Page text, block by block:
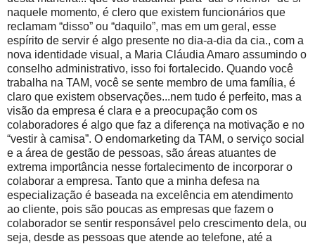
naquele momento, é clero que existem funcionários que
reclamam “disso” ou “daquilo”, mas em um geral, esse
espírito de servir é algo presente no dia-a-dia da cia., com a
nova identidade visual, a Maria Cláudia Amaro assumindo o
conselho administrativo, isso foi fortalecido. Quando você
trabalha na TAM, você se sente membro de uma família, é
claro que existem observações...nem tudo é perfeito, mas a
visão da empresa é clara e a preocupação com os
colaboradores é algo que faz a diferença na motivação e no
“vestir à camisa”. O endomarketing da TAM, o serviço social
e a área de gestão de pessoas, são áreas atuantes de
extrema importância nesse fortalecimento de incorporar o
colaborar a empresa. Tanto que a minha defesa na
especialização é baseada na excelência em atendimento
ao cliente, pois são poucas as empresas que fazem o
colaborador se sentir responsável pelo crescimento dela, ou
seja, desde as pessoas que atende ao telefone, até a